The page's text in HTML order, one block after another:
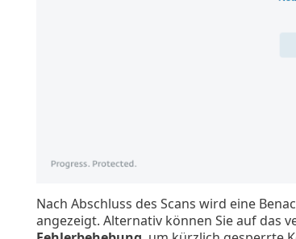
Nach Abschluss des Scans wird eine
angezeigt. Alternativ können Sie auf das